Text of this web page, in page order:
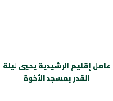
عامل إقليم الرشيدية يحيي ليلة
القدر بمسجد الأخوة